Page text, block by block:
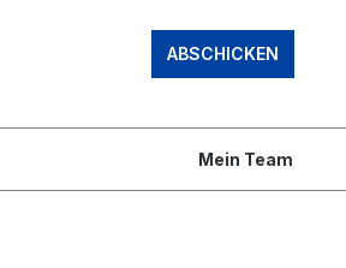
ABSCHICKEN
Mein Team